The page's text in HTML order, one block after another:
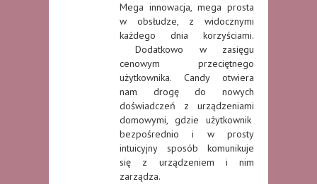
Mega innowacja, mega prosta
w obsłudze, z widocznymi
każdego dnia korzyściami.
Dodatkowo w zasięgu
cenowym przeciętnego
użytkownika. Candy otwiera
nam drogę do nowych
doświadczeń z urządzeniami
domowymi, gdzie użytkownik
bezpośrednio i w prosty
intuicyjny sposób komunikuje
się z urządzeniem i nim
zarządza.